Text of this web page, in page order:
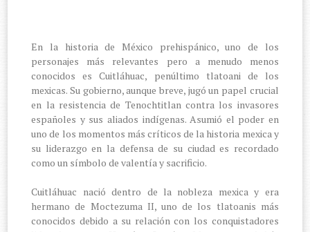
En la historia de México prehispánico, uno de los
personajes más relevantes pero a menudo menos
conocidos es Cuitláhuac, penúltimo tlatoani de los
mexicas. Su gobierno, aunque breve, jugó un papel crucial
en la resistencia de Tenochtitlan contra los invasores
españoles y sus aliados indígenas. Asumió el poder en
uno de los momentos más críticos de la historia mexica y
su liderazgo en la defensa de su ciudad es recordado
como un símbolo de valentía y sacrificio.
Cuitláhuac nació dentro de la nobleza mexica y era
hermano de Moctezuma II, uno de los tlatoanis más
conocidos debido a su relación con los conquistadores